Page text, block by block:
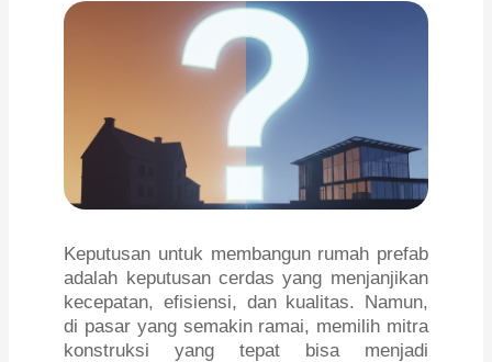
Keputusan untuk membangun rumah prefab
adalah keputusan cerdas yang menjanjikan
kecepatan, efisiensi, dan kualitas. Namun,
di pasar yang semakin ramai, memilih mitra
konstruksi yang tepat bisa menjadi